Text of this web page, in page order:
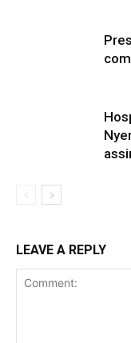
LEAVE A REPLY